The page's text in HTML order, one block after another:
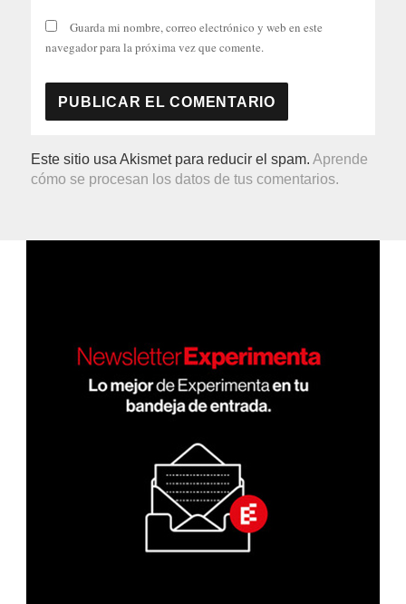
Guarda mi nombre, correo electrónico y web en este
navegador para la próxima vez que comente.
Este sitio usa Akismet para reducir el spam.Aprende
cómo se procesan los datos de tus comentarios.